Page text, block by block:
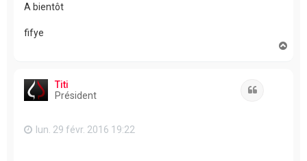
A bientôt
fifye
Titi
Président
lun. 29 févr. 2016 19:22